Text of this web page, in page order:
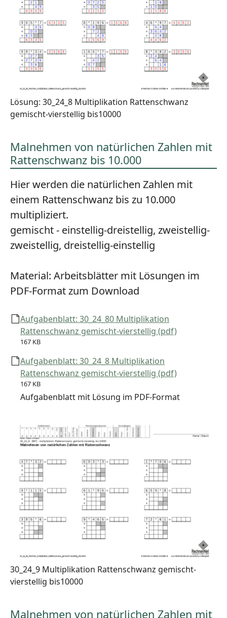
Lösung: 30_24_8 Multiplikation Rattenschwanz
gemischt-vierstellig bis10000
Malnehmen von natürlichen Zahlen mit
Rattenschwanz bis 10.000
Hier werden die natürlichen Zahlen mit
einem Rattenschwanz bis zu 10.000
multipliziert.
gemischt - einstellig-dreistellig, zweistellig-
zweistellig, dreistellig-einstellig
Material: Arbeitsblätter mit Lösungen im
PDF-Format zum Download
Aufgabenblatt: 30_24_80 Multiplikation
Rattenschwanz gemischt-vierstellig (pdf)
167 KB
Aufgabenblatt: 30_24_8 Multiplikation
Rattenschwanz gemischt-vierstellig (pdf)
167 KB
Aufgabenblatt mit Lösung im PDF-Format
30_24_9 Multiplikation Rattenschwanz gemischt-
vierstellig bis10000
Malnehmen von natürlichen Zahlen mit